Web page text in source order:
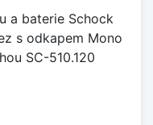
a baterie Schock
s odkapem Mono
SC-510.120